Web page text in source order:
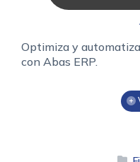
Optimiza y
con Abas ERP.